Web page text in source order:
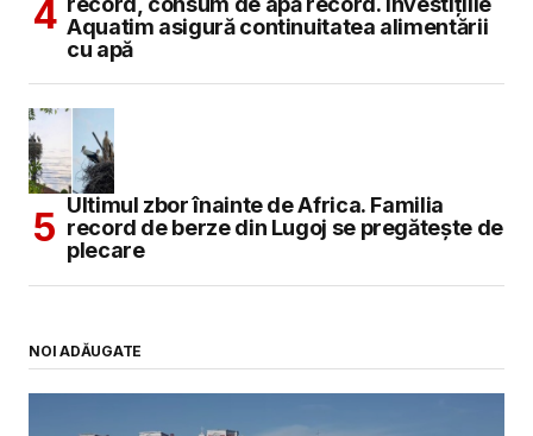
Aquatim asigură continuitatea alimentării
cu apă
Ultimul zbor înainte de Africa. Familia
record de berze din Lugoj se pregătește de
plecare
NOI ADĂUGATE